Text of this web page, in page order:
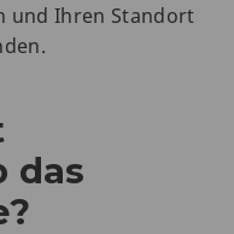
und Ihren Standort
das